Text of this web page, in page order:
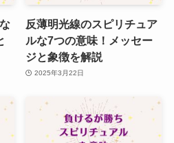
反薄明光線のスピリチュア
ルな7つの意味！メッセー
ジと象徴を解説
2025年3月22日